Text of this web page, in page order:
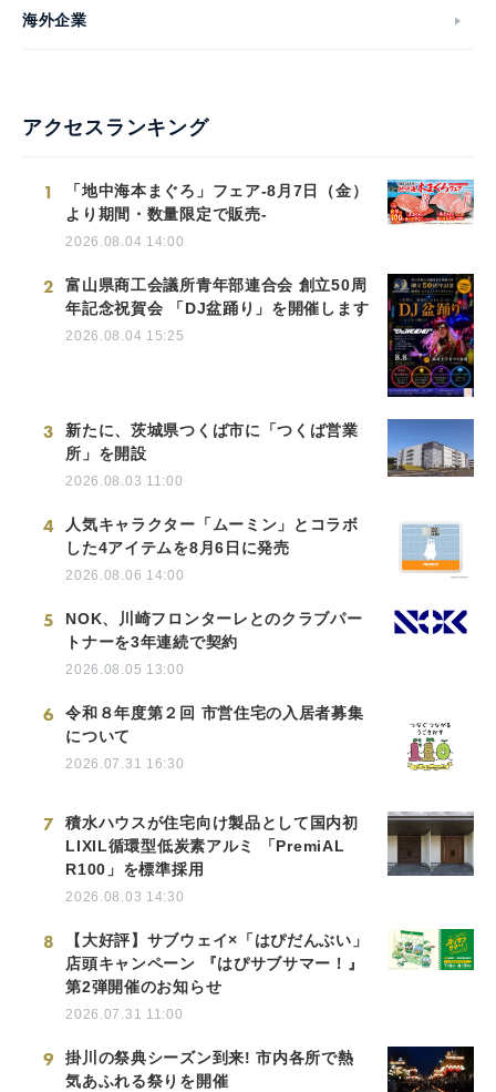
海外企業
アクセスランキング
1
「地中海本まぐろ」フェア-8月7日（金）
より期間・数量限定で販売-
2026.08.04 14:00
2
富山県商工会議所青年部連合会 創立50周
年記念祝賀会 「DJ盆踊り」を開催します
2026.08.04 15:25
3
新たに、茨城県つくば市に「つくば営業
所」を開設
2026.08.03 11:00
4
人気キャラクター「ムーミン」とコラボ
した4アイテムを8月6日に発売
2026.08.06 14:00
5
NOK、川崎フロンターレとのクラブパー
トナーを3年連続で契約
2026.08.05 13:00
6
令和８年度第２回 市営住宅の入居者募集
について
2026.07.31 16:30
7
積水ハウスが住宅向け製品として国内初
LIXIL循環型低炭素アルミ 「PremiAL
R100」を標準採用
2026.08.03 14:30
8
【大好評】サブウェイ×「はぴだんぶい」
店頭キャンペーン 『はぴサブサマー！』
第2弾開催のお知らせ
2026.07.31 11:00
9
掛川の祭典シーズン到来! 市内各所で熱
気あふれる祭りを開催